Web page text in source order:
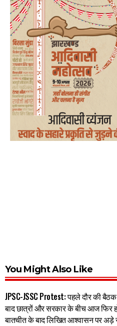
You Might Also Like
JPSC-JSSC Protest: पहले दौर की
बाद छात्रों और सरकार के बीच आज फिर
बातचीत के बाद लिखित आश्वासन पर